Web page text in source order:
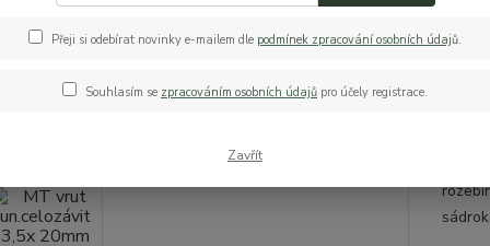
un.celozávit 3,5x 20mm ZZ
vrut
Přeji si odebírat novinky e-mailem dle podmínek zpracování osobních údajů.
Souhlasím se zpracováním osobních údajů pro účely registrace.
Zavřít